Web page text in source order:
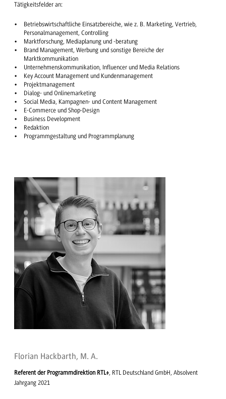
Tätigkeitsfelder an:
Betriebswirtschaftliche Einsatzbereiche, wie z. B. Marketing, Vertrieb,
Personalmanagement, Controlling
Marktforschung, Mediaplanung und -beratung
Brand Management, Werbung und sonstige Bereiche der
Marktkommunikation
Unternehmenskommunikation, Influencer und Media Relations
Key Account Management und Kundenmanagement
Projektmanagement
Dialog- und Onlinemarketing
Social Media, Kampagnen- und Content Management
E-Commerce und Shop-Design
Business Development
Redaktion
Programmgestaltung und Programmplanung
Florian Hackbarth, M. A.
Referent der Programmdirektion RTL+, RTL Deutschland GmbH, Absolvent
Jahrgang 2021